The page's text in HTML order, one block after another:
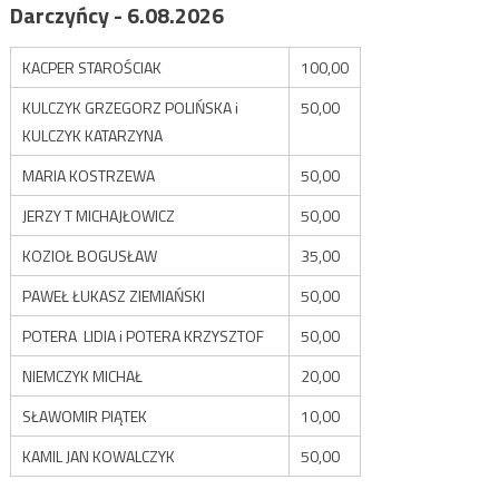
Darczyńcy - 6.08.2026
KACPER STAROŚCIAK
100,00
KULCZYK GRZEGORZ POLIŃSKA i
KULCZYK KATARZYNA
50,00
MARIA KOSTRZEWA
50,00
JERZY T MICHAJŁOWICZ
50,00
KOZIOŁ BOGUSŁAW
35,00
PAWEŁ ŁUKASZ ZIEMIAŃSKI
50,00
POTERA LIDIA i POTERA KRZYSZTOF
50,00
NIEMCZYK MICHAŁ
20,00
SŁAWOMIR PIĄTEK
10,00
KAMIL JAN KOWALCZYK
50,00